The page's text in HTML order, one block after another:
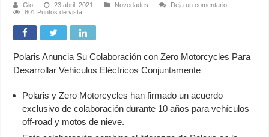
Gio 23 abril, 2021 Novedades
Deja un comentario
801 Puntos de vista
Polaris Anuncia Su Colaboración con Zero Motorcycles Para
Desarrollar Vehículos Eléctricos Conjuntamente
Polaris y Zero Motorcycles han firmado un acuerdo
exclusivo de colaboración durante 10 años para vehículos
off-road y motos de nieve.